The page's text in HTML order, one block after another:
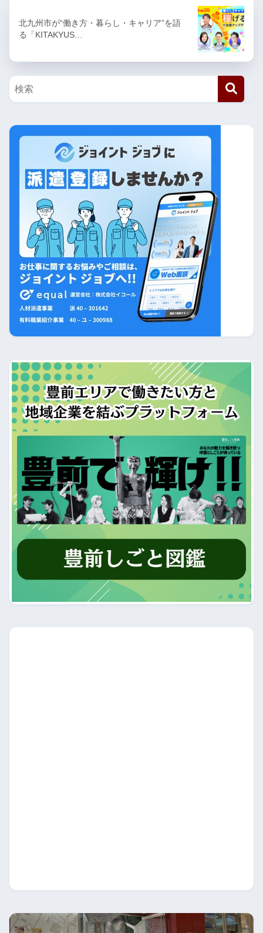
北九州市が“働き方・暮らし・キャリア”を語
る「KITAKYUS…